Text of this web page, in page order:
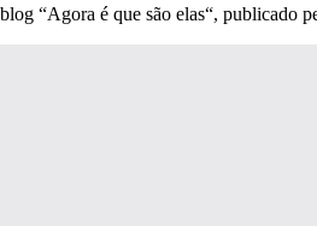
“Agora é que são elas“, publicado